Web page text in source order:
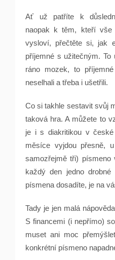
Ať už patříte k
naopak k těm, kteří
vysloví, přečtěte si, jak
příjemné s užitečným.
ráno mozek, to
neselhali a třeba i ušetřili.
Co si takhle sestavit svůj
taková hra. A můžete to
je i s diakritikou v
měsíce vyjdou přesně,
samozřejmě tři)
každý den jedno drobné
písmena dosadíte, je na
Tady je jen malá
S financemi (i nepřímo)
muset ani moc
konkrétní písmeno